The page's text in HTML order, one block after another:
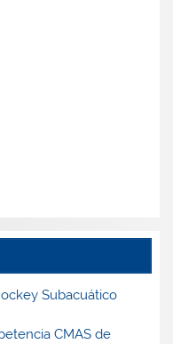
Subacuático
CMAS de